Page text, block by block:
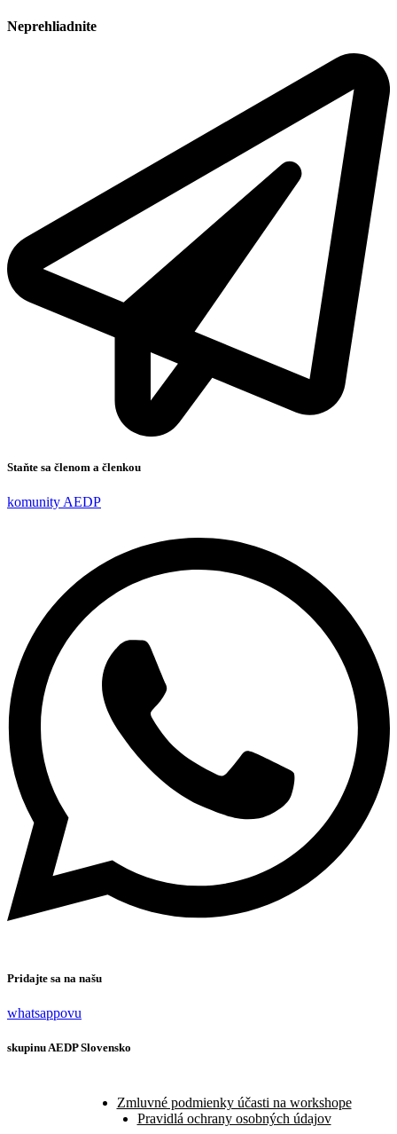
Neprehliadnite
Staňte sa členom a členkou
komunity AEDP
Pridajte sa na našu
whatsappovu
skupinu AEDP Slovensko
Zmluvné podmienky účasti na workshope
Pravidlá ochrany osobných údajov